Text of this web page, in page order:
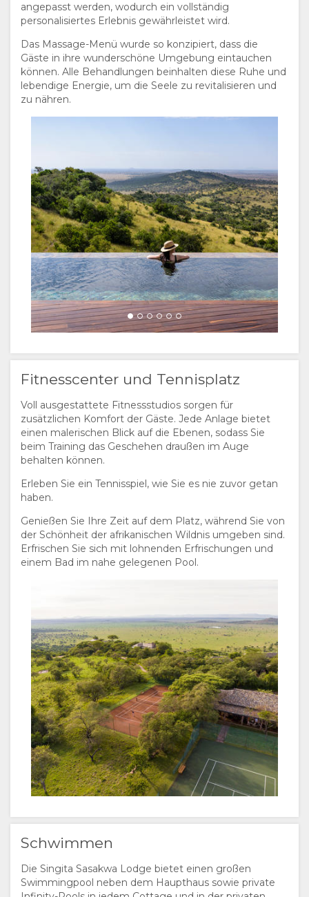
angepasst werden, wodurch ein vollständig
personalisiertes Erlebnis gewährleistet wird.
Das Massage-Menü wurde so konzipiert, dass die
Gäste in ihre wunderschöne Umgebung eintauchen
können. Alle Behandlungen beinhalten diese Ruhe und
lebendige Energie, um die Seele zu revitalisieren und
zu nähren.
Fitnesscenter und Tennisplatz
Voll ausgestattete Fitnessstudios sorgen für
zusätzlichen Komfort der Gäste. Jede Anlage bietet
einen malerischen Blick auf die Ebenen, sodass Sie
beim Training das Geschehen draußen im Auge
behalten können.
Erleben Sie ein Tennisspiel, wie Sie es nie zuvor getan
haben.
Genießen Sie Ihre Zeit auf dem Platz, während Sie von
der Schönheit der afrikanischen Wildnis umgeben sind.
Erfrischen Sie sich mit lohnenden Erfrischungen und
einem Bad im nahe gelegenen Pool.
Schwimmen
Die Singita Sasakwa Lodge bietet einen großen
Swimmingpool neben dem Haupthaus sowie private